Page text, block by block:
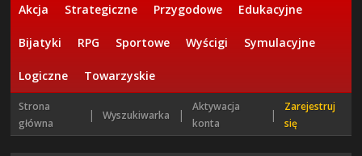
Akcja Strategiczne Przygodowe Edukacyjne
Bijatyki RPG Sportowe Wyścigi Symulacyjne
Logiczne Towarzyskie
Strona
główna
| Wyszukiwarka |
Aktywacja
konta
|
Zarejestruj
się